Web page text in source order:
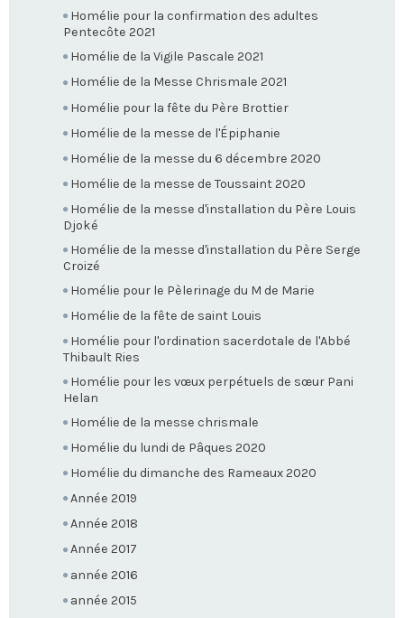
Homélie pour la confirmation des adultes
Pentecôte 2021
Homélie de la Vigile Pascale 2021
Homélie de la Messe Chrismale 2021
Homélie pour la fête du Père Brottier
Homélie de la messe de l'Épiphanie
Homélie de la messe du 6 décembre 2020
Homélie de la messe de Toussaint 2020
Homélie de la messe d'installation du Père Louis
Djoké
Homélie de la messe d'installation du Père Serge
Croizé
Homélie pour le Pèlerinage du M de Marie
Homélie de la fête de saint Louis
Homélie pour l'ordination sacerdotale de l'Abbé
Thibault Ries
Homélie pour les vœux perpétuels de sœur Pani
Helan
Homélie de la messe chrismale
Homélie du lundi de Pâques 2020
Homélie du dimanche des Rameaux 2020
Année 2019
Année 2018
Année 2017
année 2016
année 2015